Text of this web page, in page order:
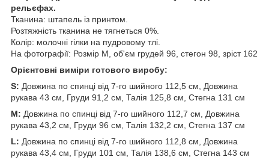
рельєфах.
Тканина: штапель із принтом.
Розтяжність тканина не тягнеться 0%.
Колір: молочні гілки на пудровому тлі.
На фотографії: Розмір М, об'єм грудей 96, стегон 98, зріст 162
Орієнтовні виміри готового виробу:
S: Довжина по спинці від 7-го шийного 112,5 см, Довжина
рукава 43 см, Груди 91,2 см, Талія 125,8 см, Стегна 131 см
M: Довжина по спинці від 7-го шийного 112,7 см, Довжина
рукава 43,2 см, Груди 96 см, Талія 132,2 см, Стегна 137 см
L: Довжина по спинці від 7-го шийного 112,8 см, Довжина
рукава 43,4 см, Груди 101 см, Талія 138,6 см, Стегна 143 см